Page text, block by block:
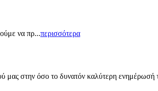
να πρ...περισσότερα
στην όσο το δυνατόν καλύτερη ενημέρωσή